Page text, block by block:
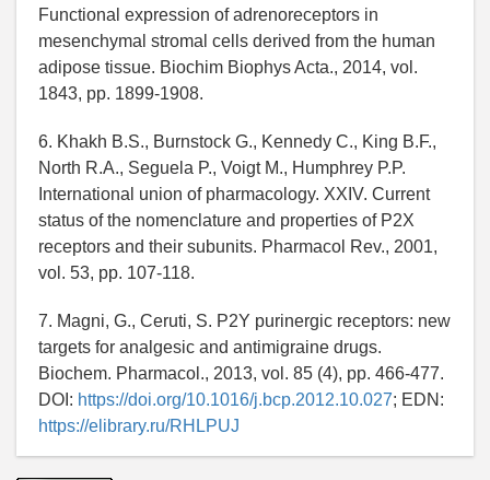
Functional expression of adrenoreceptors in
mesenchymal stromal cells derived from the human
adipose tissue. Biochim Biophys Acta., 2014, vol.
1843, pp. 1899-1908.
6. Khakh B.S., Burnstock G., Kennedy C., King B.F.,
North R.A., Seguela P., Voigt M., Humphrey P.P.
International union of pharmacology. XXIV. Current
status of the nomenclature and properties of P2X
receptors and their subunits. Pharmacol Rev., 2001,
vol. 53, pp. 107-118.
7. Magni, G., Ceruti, S. P2Y purinergic receptors: new
targets for analgesic and antimigraine drugs.
Biochem. Pharmacol., 2013, vol. 85 (4), pp. 466-477.
DOI: https://doi.org/10.1016/j.bcp.2012.10.027; EDN:
https://elibrary.ru/RHLPUJ